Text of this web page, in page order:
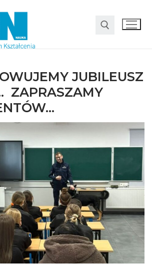
JUBILEUSZ
ZAPRASZAMY